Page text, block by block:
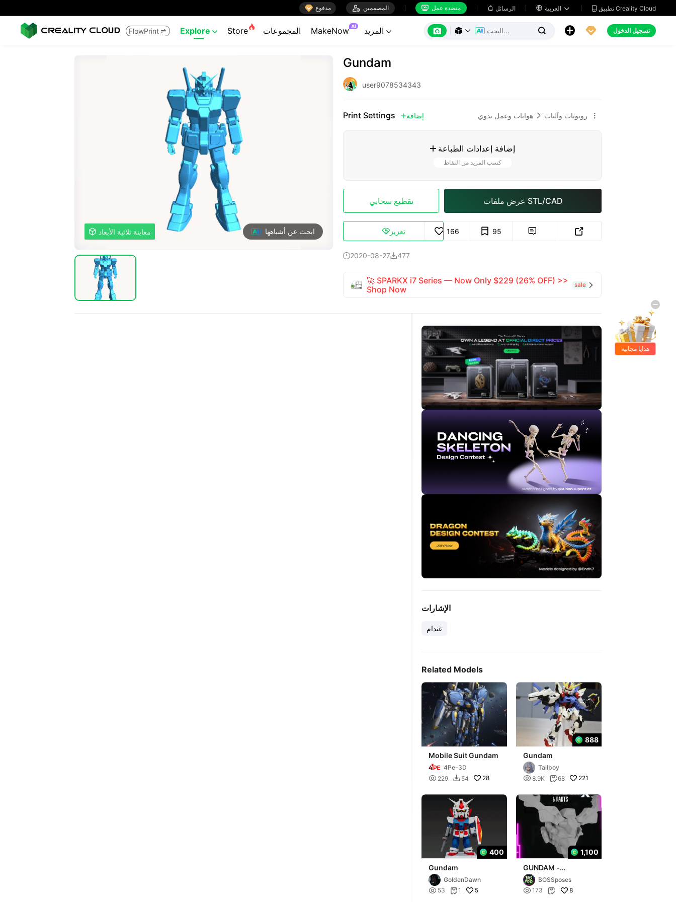
 مدفوع  المصممين  منضدة عمل  الرسائل    تطبيق Creality Cloud
FlowPrint  Explore  Store المجموعات MakeNow AI
       تسجيل الدخول
 معاينة ثلاثية الأبعاد ابحث عن أشباهها
Gundam
user9078534343
Print Settings  إضافة هوايات وعمل يدوي  روبوتات وآليات 
 إضافة إعدادات الطباعة
كسب المزيد من النقاط
تقطيع سحابي عرض ملفات STL/CAD
تعزيز 166 95  
2020-08-27477
🚀 SPARKX i7 Series — Now Only $229 (26% OFF) >>
Shop Now
sale 
الإشارات
غندام
Related Models
Mobile Suit Gundam
4Pe-3D
 229  54 28
888
Gundam
Tallboy
 8.9K 68 221
400
Gundam
GoldenDawn
 53 1 5
1,100
GUNDAM -
GQUUUUX Buildable
HeadBOSSposes
 173  8
هدايا مجانية